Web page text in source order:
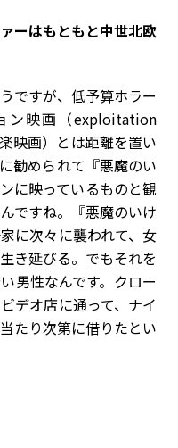
ーはもともと中世北欧
ですが、低予算ホラー
ン映画（exploitation
映画）とは距離を置い
勧められて『悪魔のい
に映っているものと観
ですね。『悪魔のいけ
に次々に襲われて、女
き延びる。でもそれを
男性なんです。クロー
デオ店に通って、ナイ
たり次第に借りたとい